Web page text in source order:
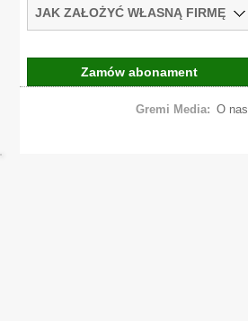
JAK ZAŁOŻYĆ WŁASNĄ FIRMĘ
Zamów abonament
Gremi Media: O nas